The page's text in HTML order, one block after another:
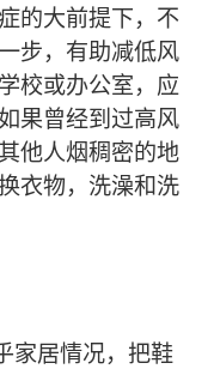
的大前提下，不
步，有助减低风
校或办公室，应
果曾经到过高风
他人烟稠密的地
衣物，洗澡和洗
家居情况，把鞋